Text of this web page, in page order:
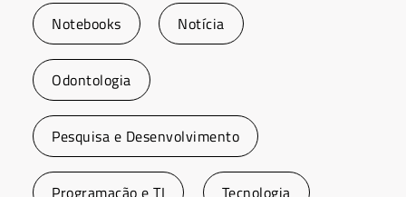
Notebooks Notícia
Odontologia
Pesquisa e Desenvolvimento
Programação e TI Tecnologia